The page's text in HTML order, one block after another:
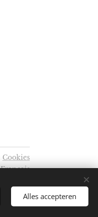
Cookies
Français
Alles accepteren